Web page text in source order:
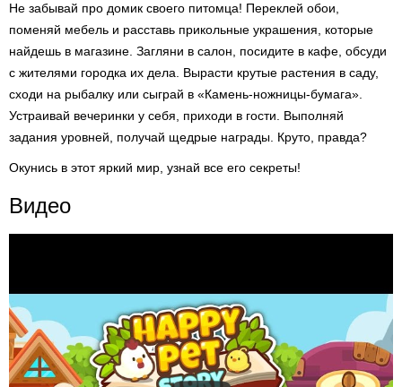
Не забывай про домик своего питомца! Переклей обои,
поменяй мебель и расставь прикольные украшения, которые
найдешь в магазине. Загляни в салон, посидите в кафе, обсуди
с жителями городка их дела. Вырасти крутые растения в саду,
сходи на рыбалку или сыграй в «Камень-ножницы-бумага».
Устраивай вечеринки у себя, приходи в гости. Выполняй
задания уровней, получай щедрые награды. Круто, правда?
Окунись в этот яркий мир, узнай все его секреты!
Видео